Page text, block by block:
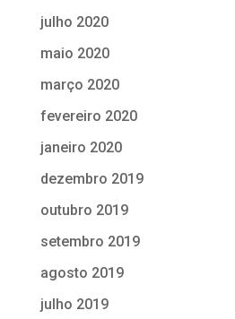
julho 2020
maio 2020
março 2020
fevereiro 2020
janeiro 2020
dezembro 2019
outubro 2019
setembro 2019
agosto 2019
julho 2019